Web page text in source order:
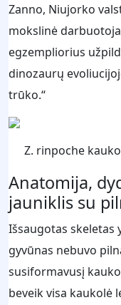
Zanno, Niujorko
mokslinė
egzempliorius
dinozaurų
trūko.“
Z. rinpoche
Anatomija,
jauniklis su
Išsaugotas skeletas
gyvūnas nebuvo
susiformavusį
beveik visa kaukolė